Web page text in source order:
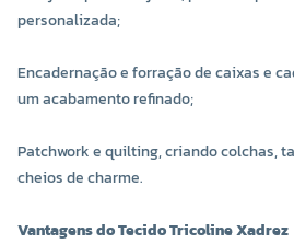
personalizada;
Encadernação e forração de caixas e
um acabamento refinado;
Patchwork e quilting, criando colchas,
cheios de charme.
Vantagens do Tecido Tricoline Xadrez